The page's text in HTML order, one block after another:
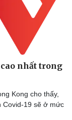
nhất trong
Kong cho thấy,
Covid-19 sẽ ở mức